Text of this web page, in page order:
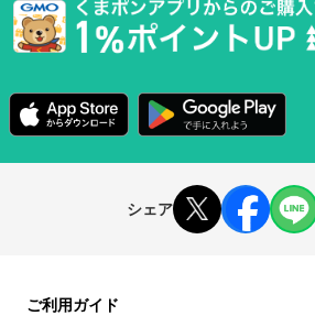
シェア
ご利用ガイド